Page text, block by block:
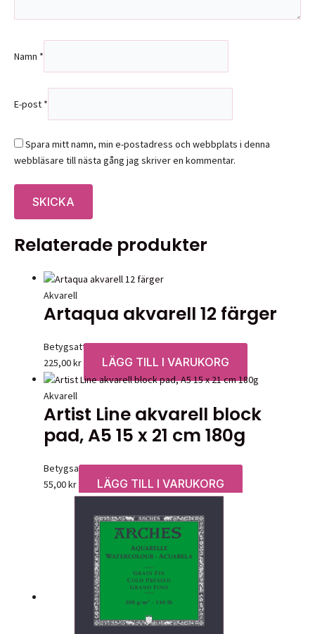
Namn *
E-post *
Spara mitt namn, min e-postadress och webbplats i denna
webbläsare till nästa gång jag skriver en kommentar.
Relaterade produkter
Akvarell
Artaqua akvarell 12 färger
Betygsatt0av 5
225,00kr LÄGG TILL I VARUKORG
Akvarell
Artist Line akvarell block
pad, A5 15 x 21 cm 180g
Betygsatt0av 5
55,00kr LÄGG TILL I VARUKORG